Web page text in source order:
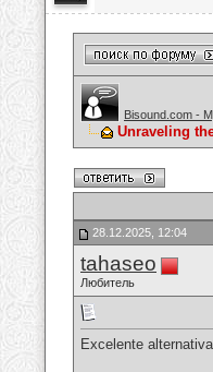
Bisound.com -
Unraveling
28.12.2025, 12:04
tahaseo
Любитель
Excelente